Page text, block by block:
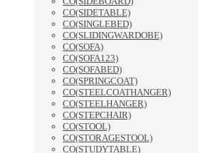
CO(SIDETABLE)
CO(SINGLEBED)
CO(SLIDINGWARDOBE)
CO(SOFA)
CO(SOFA123)
CO(SOFABED)
CO(SPRINGCOAT)
CO(STEELCOATHANGER)
CO(STEELHANGER)
CO(STEPCHAIR)
CO(STOOL)
CO(STORAGESTOOL)
CO(STUDYTABLE)